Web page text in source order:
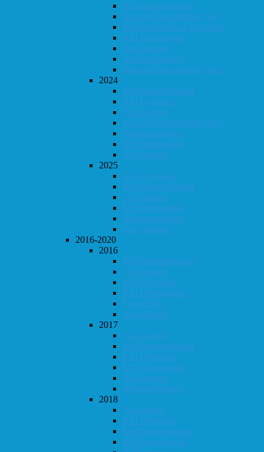
Klubbmesterskapet
Konrad Timestrening (vår)
Klubbmesterskap Lynsjakk
KM Hurtigsjakk
Høst-konrad
Høstturneringen
Konrad Timestrening (høst)
2024
Klubbmesterskapet
KM Lynsjakk
Vår-konrad
Konrad Timestrening (vår)
Høstturneringen
KM Hurtigsjakk
Høst-konrad
2025
KM Lynsjakk
Klubbmesterskapet
Vår-konrad
KM Hurtigsjakk
Høstturneringen
Høst-konrad
2016-2020
2016
Klubbmesterskapet
Vår-konrad
KM i lynsjakk
KM i hurtigsjakk
Follo 20 år
Høst-konrad
2017
Vår-konrad
Klubbmesterskapet
KM i lynsjakk
KM i hurtigsjakk
Høst-konrad
Høstturneringen
2018
Vår-konrad
KM i lynsjakk
Klubbmesterskapet
KM i hurtigsjakk